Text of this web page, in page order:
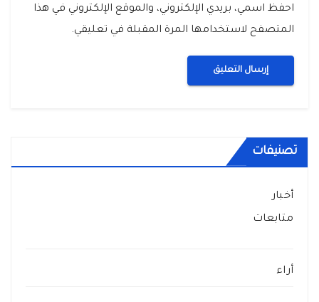
احفظ اسمي، بريدي الإلكتروني، والموقع الإلكتروني في هذا
المتصفح لاستخدامها المرة المقبلة في تعليقي.
تصنيفات
أخبار
متابعات
أراء